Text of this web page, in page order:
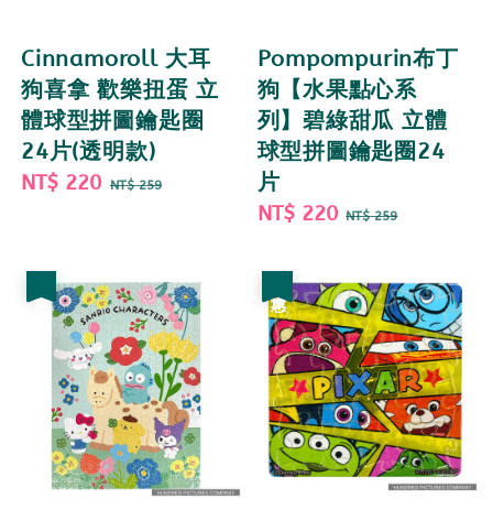
Cinnamoroll 大耳
狗喜拿 歡樂扭蛋 立
體球型拼圖鑰匙圈
24片(透明款)
Sale
NT$ 220 Regular
NT$ 259
Pompompurin布丁
狗【水果點心系
列】碧綠甜瓜 立體
球型拼圖鑰匙圈24
片
Sale
NT$ 220 Regular
NT$ 259